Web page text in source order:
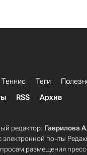
Теннис Теги
RSS Архив
редактор: Гаврилова
электронной почты
размещения